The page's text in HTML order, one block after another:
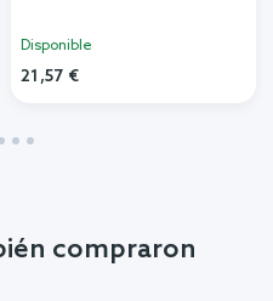
Disponible
21,57 €
compraron